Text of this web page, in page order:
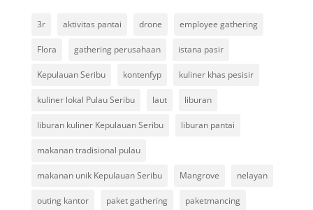
3r aktivitas pantai drone employee gathering
Flora gathering perusahaan istana pasir
Kepulauan Seribu kontenfyp kuliner khas pesisir
kuliner lokal Pulau Seribu laut liburan
liburan kuliner Kepulauan Seribu liburan pantai
makanan tradisional pulau
makanan unik Kepulauan Seribu Mangrove nelayan
outing kantor paket gathering paketmancing